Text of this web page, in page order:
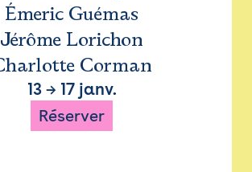
Émeric Guémas
Jérôme Lorichon
Corman
13→ 17 janv.
Réserver